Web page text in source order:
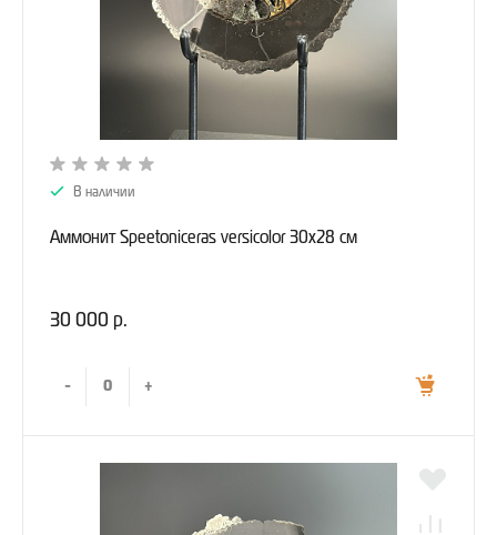
В наличии
Аммонит Speetoniceras versicolor 30х28 см
30 000 р.
- +